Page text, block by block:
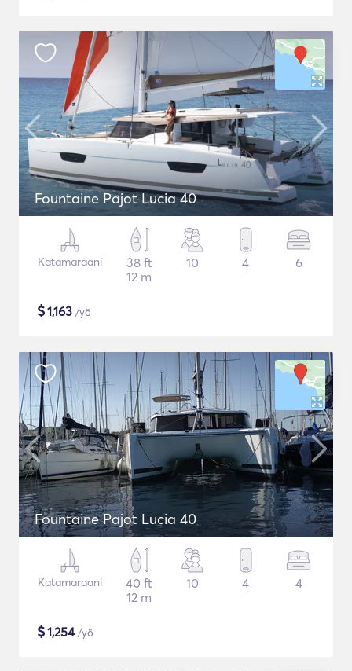
Fountaine Pajot Lucia 40
Katamaraani
38 ft
12 m
10 4 6
$1,163 /yö
Fountaine Pajot Lucia 40
Katamaraani
40 ft
12 m
10 4 4
$1,254/yö